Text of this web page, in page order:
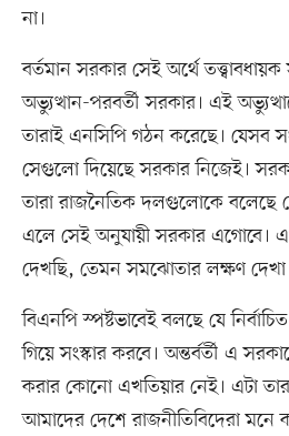
না।
বর্তমান সরকার সেই অর্থে
অভ্যুত্থান-পরবর্তী সরকার। এই
তারাই এনসিপি গঠন করেছে। যেসব
সেগুলো দিয়েছে সরকার নিজেই।
তারা রাজনৈতিক দলগুলোকে বলেছে
এলে সেই অনুযায়ী সরকার এগোবে।
দেখছি, তেমন সমঝোতার লক্ষণ দেখা
বিএনপি স্পষ্টভাবেই বলছে যে
গিয়ে সংস্কার করবে। অন্তর্বর্তী এ
করার কোনো এখতিয়ার নেই। এটা
আমাদের দেশে রাজনীতিবিদেরা মনে